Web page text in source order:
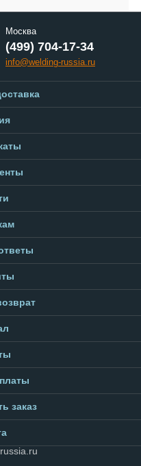
Москва
(499) 704-17-34
info@welding-russia.ru
заказ